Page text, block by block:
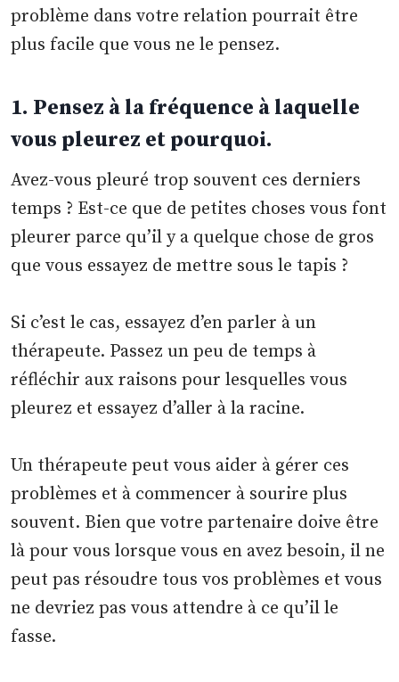
problème dans votre relation pourrait être
plus facile que vous ne le pensez.
1. Pensez à la fréquence à laquelle
vous pleurez et pourquoi.
Avez-vous pleuré trop souvent ces derniers
temps ? Est-ce que de petites choses vous font
pleurer parce qu’il y a quelque chose de gros
que vous essayez de mettre sous le tapis ?
Si c’est le cas, essayez d’en parler à un
thérapeute. Passez un peu de temps à
réfléchir aux raisons pour lesquelles vous
pleurez et essayez d’aller à la racine.
Un thérapeute peut vous aider à gérer ces
problèmes et à commencer à sourire plus
souvent. Bien que votre partenaire doive être
là pour vous lorsque vous en avez besoin, il ne
peut pas résoudre tous vos problèmes et vous
ne devriez pas vous attendre à ce qu’il le
fasse.